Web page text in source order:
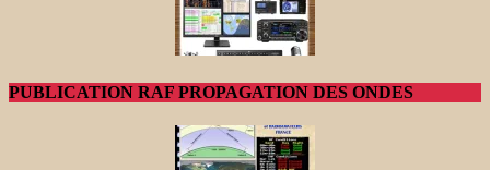
PUBLICATION RAF PROPAGATION DES ONDES